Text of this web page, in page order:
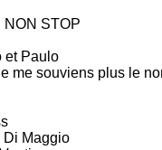
NON STOP
et Paulo
me souviens plus le
Di Maggio